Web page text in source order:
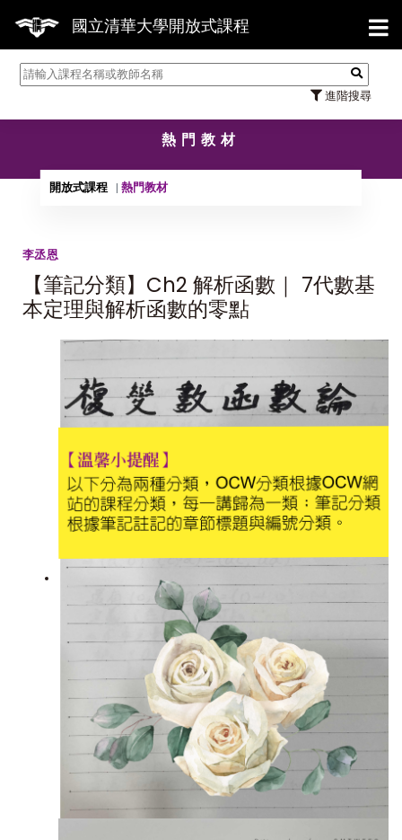
國立清華大學開放式課程
進階搜尋
【7/
熱門教材
開放式課程 熱門教材
李丞恩
【筆記分類】Ch2 解析函數｜ 7代數基
本定理與解析函數的零點